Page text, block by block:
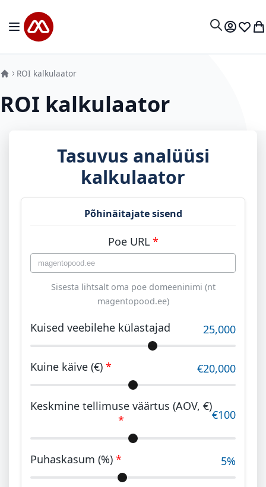
Mine sisu juurde
Toggle Nav
Minu
ROI kalkulaator
ROI kalkulaator
Tasuvus analüüsi
kalkulaator
Põhinäitajate sisend
äri
sisendid
Poe URL *
Sisesta lihtsalt oma poe domeeninimi (nt
magentopood.ee)
Kuised veebilehe külastajad 25,000
Kuine käive (€) * €20,000
Keskmine tellimuse väärtus (AOV, €)
*
€100
Puhaskasum (%) * 5%